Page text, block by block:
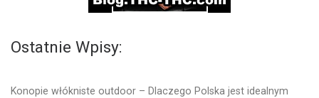
Ostatnie Wpisy:
Konopie włókniste outdoor – Dlaczego Polska jest idealnym